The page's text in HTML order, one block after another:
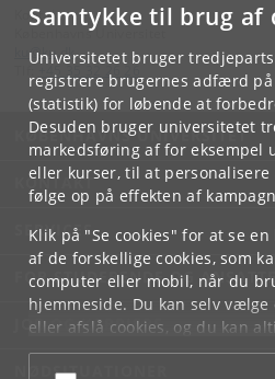
Samtykke til brug af
Universitetet bruger
registrere brugernes adfærd
(statistik) for løbende at
Desuden bruger universitetet
markedsføring af for eksempel
eller kurser, til at
følge op på effekten af
Klik på "Se cookies" for at se
af de forskellige cookies, som
computer eller mobil, når du
hjemmeside. Du kan selv
eller afslå cookies, og du kan
underCookie- og
bunden af hver side.
Kontakt:
Københavns Universitet
@ku.dk
KØBENHAVNS UNIVERSITET
KONTAKT
SERVICES
FOR STUDERENDE OG ANSATTE
JOB OG KARRIERE
NØDSITUATIONER